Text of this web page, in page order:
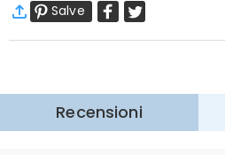
Spedizione Standard
9-18
Scopri di più
Salve
Recensioni